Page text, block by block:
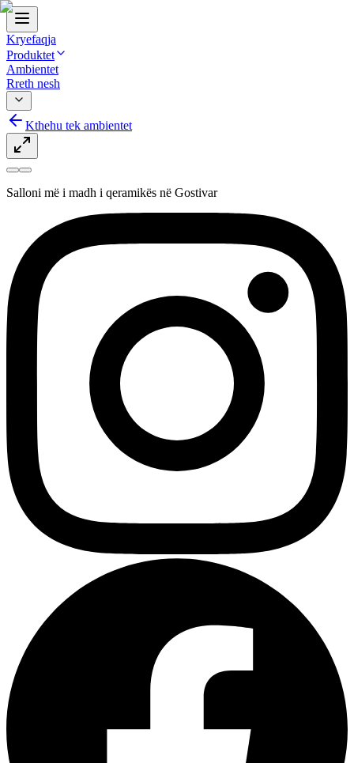
Kryefaqja
Produktet
Ambientet
Rreth nesh
Kthehu tek ambientet
Salloni më i madh i qeramikës në Gostivar